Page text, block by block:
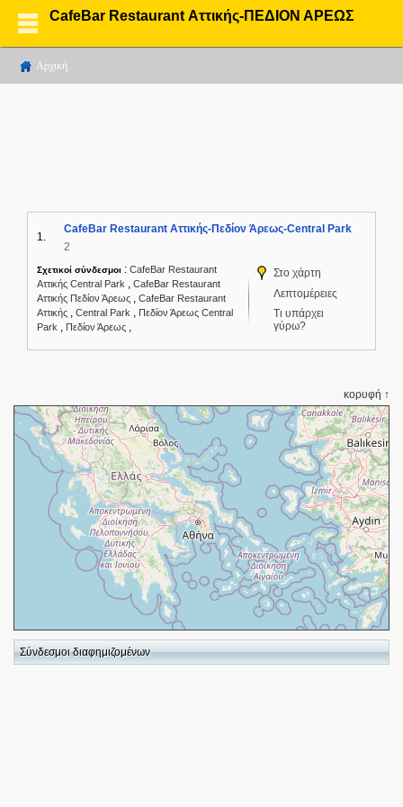
CafeBar Restaurant Αττικής-ΠΕΔΙΟΝ ΑΡΕΩΣ
Αρχική
1.
CafeBar Restaurant Αττικής-Πεδίον Άρεως-Central Park
2
Σχετικοί σύνδεσμοι : CafeBar Restaurant
Αττικής Central Park , CafeBar Restaurant
Αττικής Πεδίον Άρεως , CafeBar Restaurant
Αττικής , Central Park , Πεδίον Άρεως Central
Park , Πεδίον Άρεως ,
Στο χάρτη
Λεπτομέρειες
Τι υπάρχει
γύρω?
κορυφή ↑
+
−
⇧
Σύνδεσμοι διαφημιζομένων